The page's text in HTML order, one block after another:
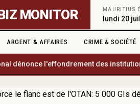
MONITOR MAURITIUS
lundi 20
ARGENT & AFFAIRES CRIME & SOCIÉTÉ
l'effondrement des institutions